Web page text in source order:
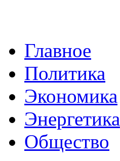
Главное
Политика
Экономика
Энергетика
Общество